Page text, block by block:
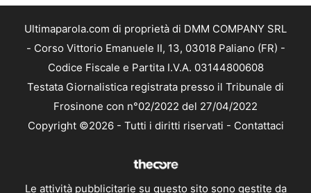
Ultimaparola.com di proprietà di DMM COMPANY SRL
- Corso Vittorio Emanuele II, 13, 03018 Paliano (FR) -
Codice Fiscale e Partita I.V.A. 03144800608
Testata Giornalistica registrata presso il Tribunale di
Frosinone con n°02/2022 del 27/04/2022
Copyright ©2026 - Tutti i diritti riservati - Contattaci
Le attività pubblicitarie su questo sito sono gestite da